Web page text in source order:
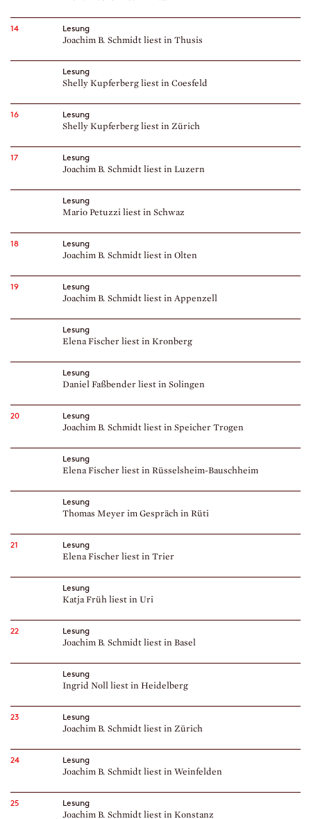
14
Lesung
Joachim B. Schmidt liest in Thusis
Lesung
Shelly Kupferberg liest in Coesfeld
16
Lesung
Shelly Kupferberg liest in Zürich
17
Lesung
Joachim B. Schmidt liest in Luzern
Lesung
Mario Petuzzi liest in Schwaz
18
Lesung
Joachim B. Schmidt liest in Olten
19
Lesung
Joachim B. Schmidt liest in Appenzell
Lesung
Elena Fischer liest in Kronberg
Lesung
Daniel Faßbender liest in Solingen
20
Lesung
Joachim B. Schmidt liest in Speicher Trogen
Lesung
Elena Fischer liest in Rüsselsheim-Bauschheim
Lesung
Thomas Meyer im Gespräch in Rüti
21
Lesung
Elena Fischer liest in Trier
Lesung
Katja Früh liest in Uri
22
Lesung
Joachim B. Schmidt liest in Basel
Lesung
Ingrid Noll liest in Heidelberg
23
Lesung
Joachim B. Schmidt liest in Zürich
24
Lesung
Joachim B. Schmidt liest in Weinfelden
25
Lesung
Joachim B. Schmidt liest in Konstanz